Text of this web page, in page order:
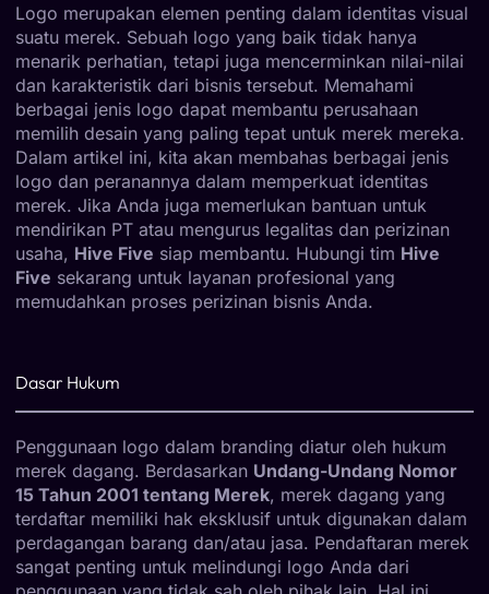
Logo merupakan elemen penting dalam identitas visual
suatu merek. Sebuah logo yang baik tidak hanya
menarik perhatian, tetapi juga mencerminkan nilai-nilai
dan karakteristik dari bisnis tersebut. Memahami
berbagai jenis logo dapat membantu perusahaan
memilih desain yang paling tepat untuk merek mereka.
Dalam artikel ini, kita akan membahas berbagai jenis
logo dan peranannya dalam memperkuat identitas
merek. Jika Anda juga memerlukan bantuan untuk
mendirikan PT atau mengurus legalitas dan perizinan
usaha, Hive Five siap membantu. Hubungi tim Hive
Five sekarang untuk layanan profesional yang
memudahkan proses perizinan bisnis Anda.
Dasar Hukum
Penggunaan logo dalam branding diatur oleh hukum
merek dagang. Berdasarkan Undang-Undang Nomor
15 Tahun 2001 tentang Merek, merek dagang yang
terdaftar memiliki hak eksklusif untuk digunakan dalam
perdagangan barang dan/atau jasa. Pendaftaran merek
sangat penting untuk melindungi logo Anda dari